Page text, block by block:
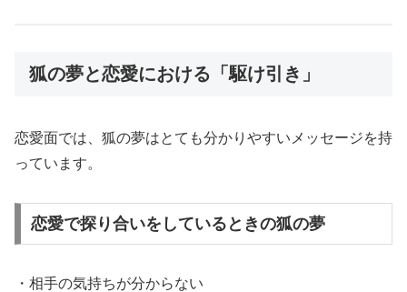
狐の夢と恋愛における「駆け引き」
恋愛面では、狐の夢はとても分かりやすいメッセージを持
っています。
恋愛で探り合いをしているときの狐の夢
・相手の気持ちが分からない